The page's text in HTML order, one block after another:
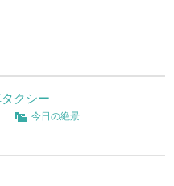
クシー
今日の絶景